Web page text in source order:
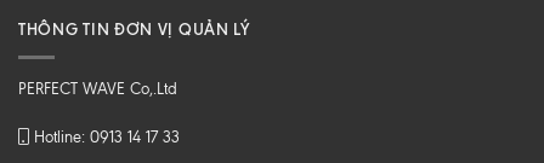
THÔNG TIN ĐƠN VỊ QUẢN LÝ
PERFECT WAVE Co,.Ltd
Hotline: 0913 14 17 33